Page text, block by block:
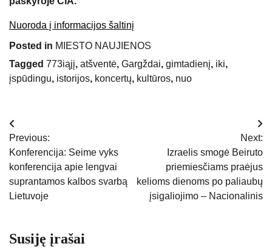
Nuoroda į informacijos šaltinį
Posted in MIESTO NAUJIENOS
Tagged 773iąjį, atšventė, Gargždai, gimtadienį, iki,
įspūdingu, istorijos, koncertų, kultūros, nuo
Navigacija
tarp
įrašų
Previous:
Konferencija: Seime vyks
konferencija apie lengvai
suprantamos kalbos svarbą
Lietuvoje
Next:
Izraelis smogė Beiruto
priemiesčiams praėjus
kelioms dienoms po paliaubų
įsigaliojimo – Nacionalinis
Susiję įrašai